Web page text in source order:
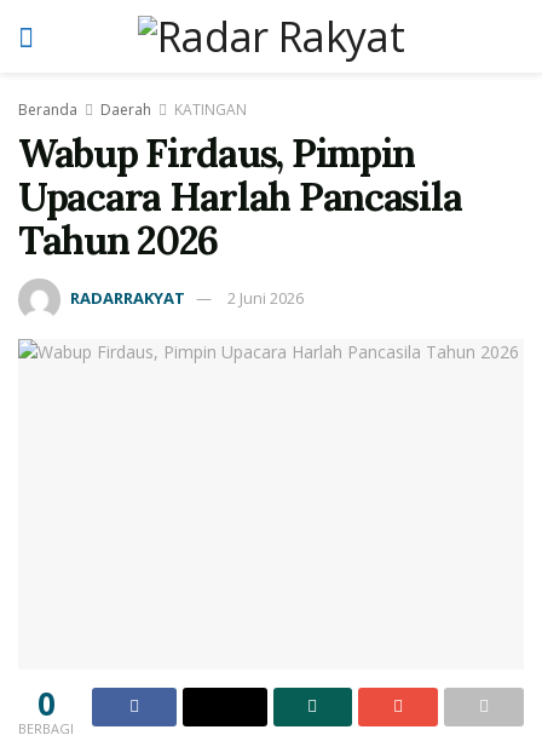
Beranda Daerah KATINGAN
Wabup Firdaus, Pimpin
Upacara Harlah Pancasila
Tahun 2026
RADARRAKYAT 2 Juni 2026
0
BERBAGI